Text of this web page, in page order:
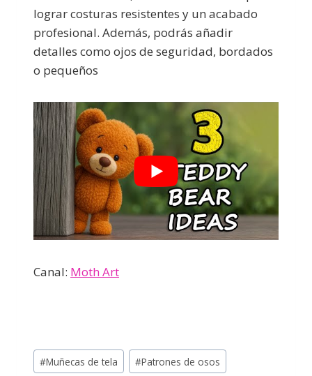
lograr costuras resistentes y un acabado
profesional. Además, podrás añadir
detalles como ojos de seguridad, bordados
o pequeños
Canal: Moth Art
#Muñecas de tela #Patrones de osos